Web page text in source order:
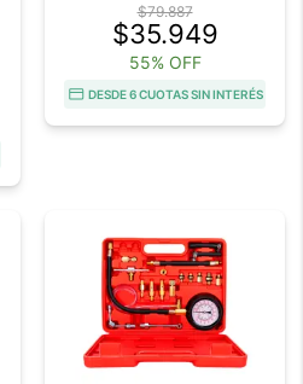
$79.887
$35.949
55% OFF
DESDE 6 CUOTAS SIN INTERÉS